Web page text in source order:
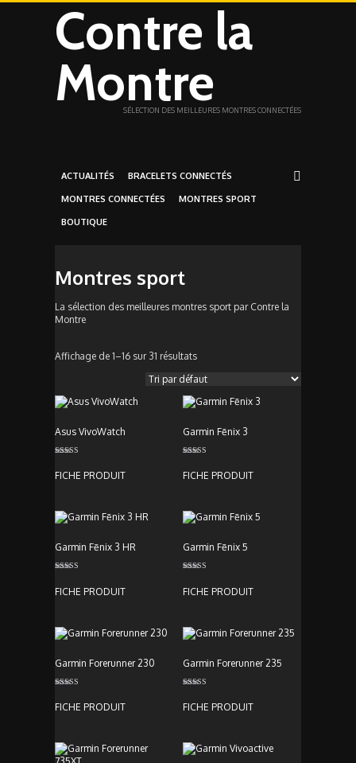
Contre la
Montre
SÉLECTION DES MEILLEURES MONTRES CONNECTÉES
ACTUALITÉS BRACELETS CONNECTÉS
MONTRES CONNECTÉES MONTRES SPORT
BOUTIQUE
Montres sport
La sélection des meilleures montres sport par Contre la
Montre
Affichage de 1–16 sur 31 résultats
Asus VivoWatch
3.00
sur 5
FICHE PRODUIT
Garmin Fēnix 3
5.00
sur 5
FICHE PRODUIT
Garmin Fēnix 3 HR
sur 5
FICHE PRODUIT
Garmin Fēnix 5
sur 5
FICHE PRODUIT
Garmin Forerunner 230
sur 5
FICHE PRODUIT
Garmin Forerunner 235
sur 5
FICHE PRODUIT